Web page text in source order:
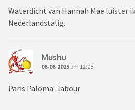
Waterdicht van Hannah Mae luister
Nederlandstalig.
Mushu
06-06-2025 om 12:05
Paris Paloma -labour